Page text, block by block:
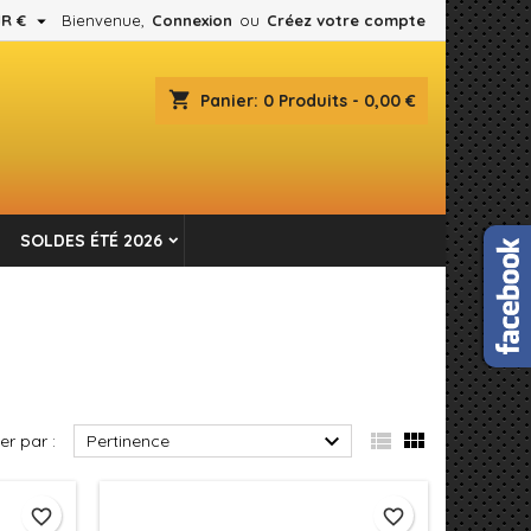
Bienvenue, Connexion ou Créez votre compte
€ 
shopping_cart Panier: 0 Produits - 0,00 €
SOLDES ÉTÉ 2026
par : Pertinence   
favorite_border favorite_border